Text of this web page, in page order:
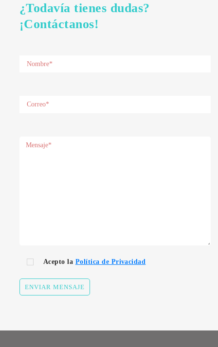
¿Todavía tienes dudas?
¡Contáctanos!
Acepto la Política de Privacidad
ENVIAR MENSAJE